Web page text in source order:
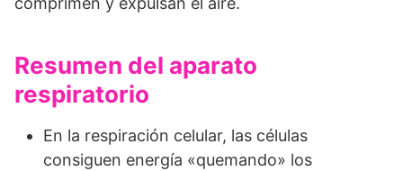
Resumen del aparato
respiratorio
En la respiración celular, las células
consiguen energía «quemando» los